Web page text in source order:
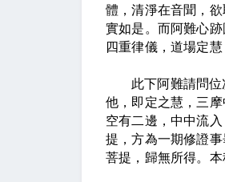
體，清淨在音聞，
實如是。而阿難心
四重律儀，道場定
此下阿難請問
他，即定之慧，三
空有二邊，中中流
提，方為一期修證
菩提，歸無所得。本